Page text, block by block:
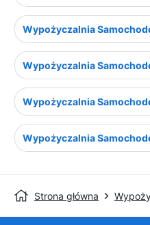
Wypożyczalnia
Wypożyczalnia
Wypożyczalnia
Wypożyczalnia
Strona główna